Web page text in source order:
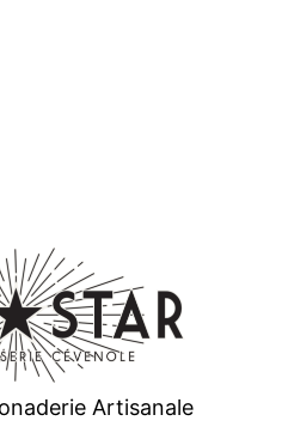
Artisanale